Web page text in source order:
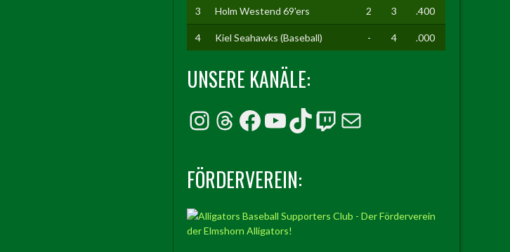
3 Holm Westend 69'ers 2 3 .400
4 Kiel Seahawks (Baseball) - 4 .000
UNSERE KANÄLE:
Instagram
Threads
Facebook
YouTube
TikTok
Twitch
E-Mail
FÖRDERVEREIN: